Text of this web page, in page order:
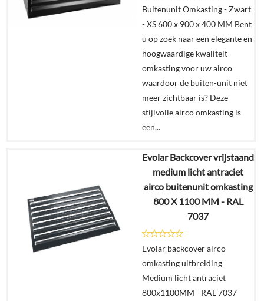
Buitenunit Omkasting - Zwart
- XS 600 x 900 x 400 MM Bent
u op zoek naar een elegante en
hoogwaardige kwaliteit
omkasting voor uw airco
waardoor de buiten-unit niet
meer zichtbaar is? Deze
stijlvolle airco omkasting is
een...
€365,00
Evolar Backcover vrijstaand
medium licht antraciet
airco buitenunit omkasting
800 X 1100 MM - RAL
7037
Evolar backcover airco
omkasting uitbreiding
Medium licht antraciet
800x1100MM - RAL 7037